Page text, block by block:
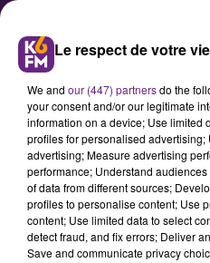
K6 va diffuser
mots », le
Nicolas
Le respect de votre
We and our (447) partnersdo the
your consent and/or our legitimate
information on a device; Use limited
profiles for personalised
advertising; Measure advertising
performance; Understand
of data from different sources;
profiles to personalise content; Use
content; Use limited data to select
detect fraud, and fix errors; Deliver
Save and communicate privacy